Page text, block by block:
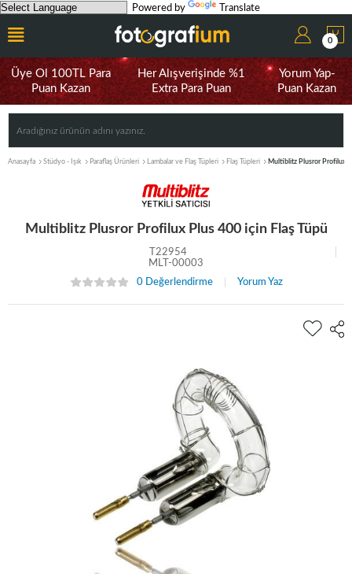
Powered by Translate
0
Üye Ol 100TL Para
Puan Kazan
Her Alışverişinde %1
Extra Para Puan
Yorum Yap-
Puan Kazan
Anasayfa Stüdyo - Işık Paraflaş Ürünleri Lambalar ve Flaş Tüpleri Flaş Tüpleri Multiblitz Plusror Profilux
Multiblitz Plusror Profilux Plus 400 için Flaş Tüpü
T22954
MLT-00003
0 Değerlendirme
Yorum Yaz